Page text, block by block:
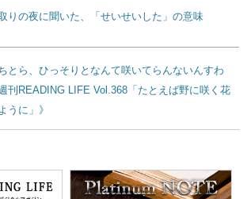
りの夜に聞いた、「せいせいした」の意味
とら、ひっそりとなんて咲いてらんないんすわ
週刊READING LIFE Vol.368「たとえば野に咲く花
うに」》